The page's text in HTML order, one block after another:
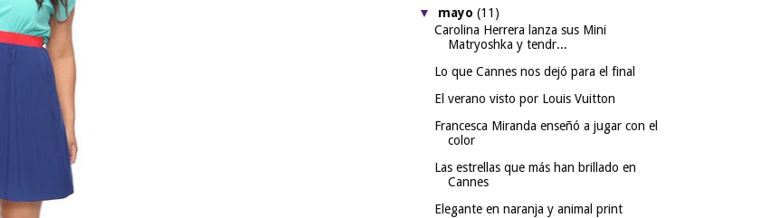
▼ mayo (11)
Carolina Herrera lanza sus Mini
Matryoshka y tendr...
Lo que Cannes nos dejó para el final
El verano visto por Louis Vuitton
Francesca Miranda enseñó a jugar con el
color
Las estrellas que más han brillado en
Cannes
Elegante en naranja y animal print